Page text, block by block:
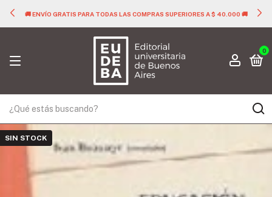
🚚 ENVÍO GRATIS PARA TODAS LAS COMPRAS SUPERIORES A $ 40.000 🚚
0
SIN STOCK